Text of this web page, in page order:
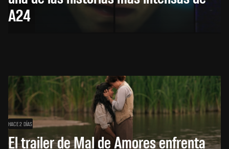
A24
HACE 2 DÍAS
El trailer de Mal de Amores enfrenta